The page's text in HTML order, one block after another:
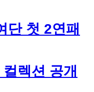
단 첫 2연패
렉션 공개